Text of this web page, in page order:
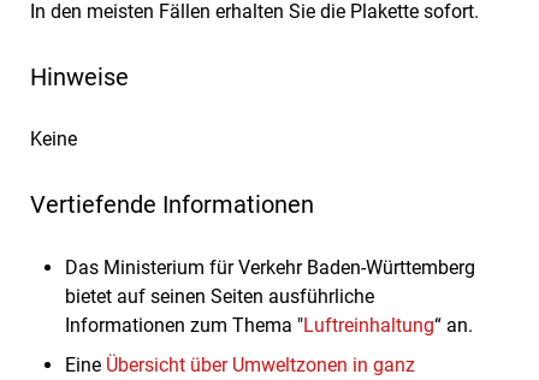
In den meisten Fällen erhalten Sie die Plakette sofort.
Hinweise
Keine
Vertiefende Informationen
Das Ministerium für Verkehr Baden-Württemberg
bietet auf seinen Seiten ausführliche
Informationen zum Thema "Luftreinhaltung“ an.
Eine Übersicht über Umweltzonen in ganz